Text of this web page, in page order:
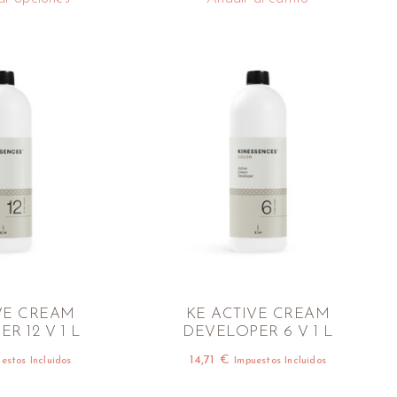
CREAM
12 V 1 L
Incluidos
KE ACTIVE CREAM
DEVELOPER 6 V 1 L
14,71 € Impuestos Incluidos